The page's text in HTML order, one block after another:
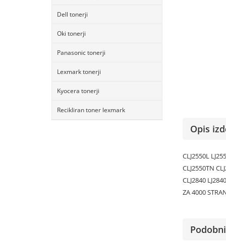
Dell tonerji
Oki tonerji
Panasonic tonerji
Lexmark tonerji
Kyocera tonerji
Recikliran toner lexmark
Opis
CLJ2550L
CLJ2550TN
CLJ2840 LJ2840
ZA 4000